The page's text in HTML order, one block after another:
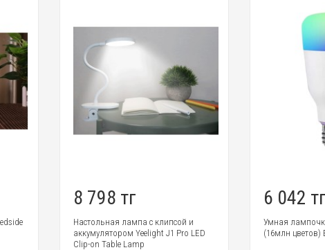
Настольная лампа с клипсой и
аккумулятором Yeelight J1 Pro LED
Clip-on Table Lamp
Умная лампочка Yeelight LED
(16млн цветов) Е27